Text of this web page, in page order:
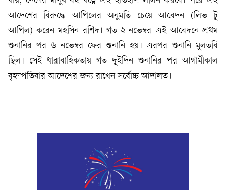
আদেশের বিরুদ্ধে আপিলের অনুমতি চেয়ে আবেদন (লিভ টু
আপিল) করেন মহসিন রশিদ। গত ২ নভেম্বর এই আবেদনে প্রথম
শুনানির পর ৬ নভেম্বর ফের শুনানি হয়। এরপর শুনানি মুলতবি
ছিল। সেই ধারাবাহিকতায় গত দুইদিন শুনানির পর আগামীকাল
বৃহস্পতিবার আদেশের জন্য রাখেন সর্বোচ্চ আদালত।